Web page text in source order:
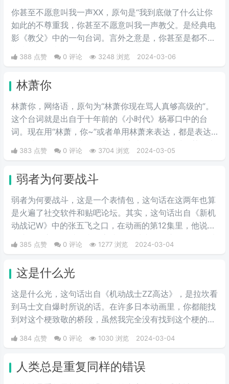
你甚至不愿意叫我一声XX，原句是“我到底做了什么让你
如此的不尊重我，你甚至不愿意叫我一声教父。是经典电
影《教父》中的一句台词。言外之意是，你甚至是都不拿
388 点赞 0 评论 3248 浏览 2024-03-06
林萧你
林萧你，网络语，原句为“林萧你现在骂人真够高级的”。
这个台词就是出自于十年前的《小时代》杨幂口中的台
词。现在用“林萧，你~”或者单用林萧来表达，都是表达
的一种阴阳怪气的意思。这三个字表示别人在对于某件事
情评判的时候运用的非常巧妙，就传说中的说话，不带脏
383 点赞 0 评论 3704 浏览 2024-03-05
弱者为何要战斗
弱者为何要战斗，这是一个表情包，这句话在这两年也算
是火遍了社交软件和贴吧论坛。其实，这句话出自《新机
动战记W》中的张五飞之口，在动画的第12集里，他说出
了这句名言。不过国内的高达粉丝对张五飞这个角色可以
说是感情复杂，作为少有的国人角色，他虽然嫉恶如仇，
385 点赞 0 评论 1277 浏览 2024-03-04
这是什么光
这是什么光，这句话出自《机动战士ZZ高达》，是拉坎看
到马士文自爆时所说的话。在许多日本动画里，你都能找
到对这个梗致敬的桥段，虽然我完全没有找到这个梗的笑
384 点赞 0 评论 1030 浏览 2024-03-04
人类总是重复同样的错误